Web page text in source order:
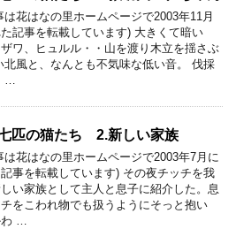
は花はなの里ホームページで2003年11月
記事を転載しています) 大きくて暗い
ワ、ヒュルル・・山を渡り木立を揺さぶ
北風と、なんとも不気味な低い音。 伐採
…
匹の猫たち 2.新しい家族
は花はなの里ホームページで2003年7月に
事を転載しています) その夜チッチを我
い家族として主人と息子に紹介した。息
をこわれ物でも扱うようにそっと抱い
わ …